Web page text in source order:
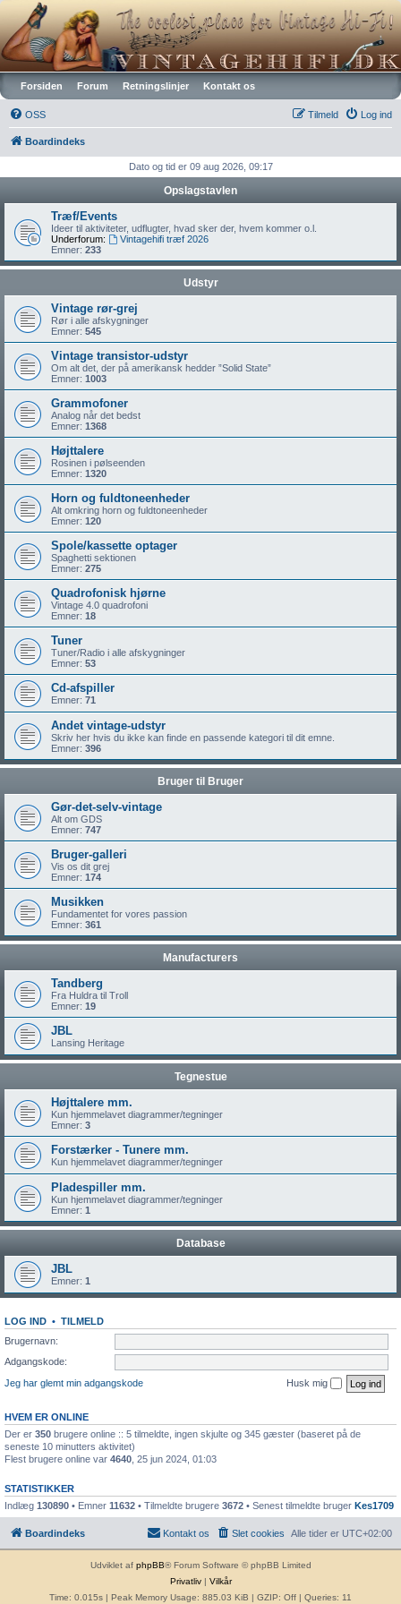
Vintagehifi.dk
Forsiden Forum Retningslinjer Kontakt os
OSS Log ind
Tilmeld
Boardindeks
Dato og tid er 09 aug 2026, 09:17
Opslagstavlen
Træf/Events
Ideer til aktiviteter, udflugter, hvad sker der, hvem kommer o.l.
Underforum:
Vintagehifi træf 2026
Emner: 233
Udstyr
Vintage rør-grej
Rør i alle afskygninger
Emner: 545
Vintage transistor-udstyr
Om alt det, der på amerikansk hedder ”Solid State”
Emner: 1003
Grammofoner
Analog når det bedst
Emner: 1368
Højttalere
Rosinen i pølseenden
Emner: 1320
Horn og fuldtoneenheder
Alt omkring horn og fuldtoneenheder
Emner: 120
Spole/kassette optager
Spaghetti sektionen
Emner: 275
Quadrofonisk hjørne
Vintage 4.0 quadrofoni
Emner: 18
Tuner
Tuner/Radio i alle afskygninger
Emner: 53
Cd-afspiller
Emner: 71
Andet vintage-udstyr
Skriv her hvis du ikke kan finde en passende kategori til dit emne.
Emner: 396
Bruger til Bruger
Gør-det-selv-vintage
Alt om GDS
Emner: 747
Bruger-galleri
Vis os dit grej
Emner: 174
Musikken
Fundamentet for vores passion
Emner: 361
Manufacturers
Tandberg
Fra Huldra til Troll
Emner: 19
JBL
Lansing Heritage
Tegnestue
Højttalere mm.
Kun hjemmelavet diagrammer/tegninger
Emner: 3
Forstærker - Tunere mm.
Kun hjemmelavet diagrammer/tegninger
Pladespiller mm.
Kun hjemmelavet diagrammer/tegninger
Emner: 1
Database
JBL
Emner: 1
LOG IND • TILMELD
Brugernavn:
Adgangskode:
Jeg har glemt min adgangskode
Husk mig
HVEM ER ONLINE
Der er 350 brugere online :: 5 tilmeldte, ingen skjulte og 345 gæster (baseret på de
seneste 10 minutters aktivitet)
Flest brugere online var 4640 , 25 jun 2024, 01:03
STATISTIKKER
Indlæg 130890 • Emner 11632 • Tilmeldte brugere 3672 • Senest tilmeldte bruger Kes1709
Boardindeks Alle tider er UTC+02:00
Slet cookies
Kontakt os
Udviklet af phpBB® Forum Software © phpBB Limited
Privatliv| Vilkår
Time: 0.015s | Peak Memory Usage: 885.03 KiB | GZIP: Off | Queries: 11